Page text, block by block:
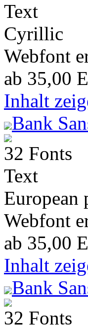
Text
Cyrillic
Webfont
ab 35,00
Inhalt
Bank
32 Fonts
Text
European
Webfont
ab 35,00
Inhalt
Bank
32 Fonts